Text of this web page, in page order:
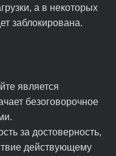
а в некоторых
заблокирована.
является
безоговорочное
за достоверность,
действующему